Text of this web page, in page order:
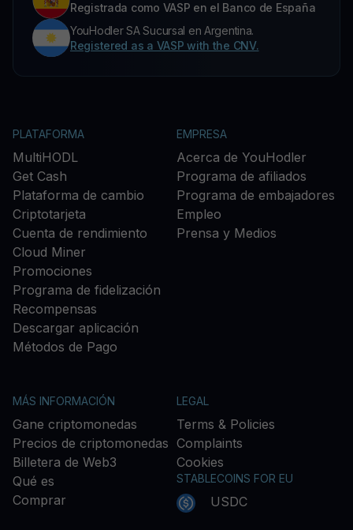
Registrada como VASP en el Banco de España
YouHodler SA Sucursal en Argentina.
Registered as a VASP with the CNV.
PLATAFORMA
MultiHODL
Get Cash
Plataforma de cambio
Criptotarjeta
Cuenta de rendimiento
Cloud Miner
Promociones
Programa de fidelización
Recompensas
Descargar aplicación
Métodos de Pago
EMPRESA
Acerca de YouHodler
Programa de afiliados
Programa de embajadores
Empleo
Prensa y Medios
MÁS INFORMACIÓN
Gane criptomonedas
Precios de criptomonedas
Billetera de Web3
Qué es
Comprar
LEGAL
Terms & Policies
Complaints
Cookies
STABLECOINS FOR EU
USDC